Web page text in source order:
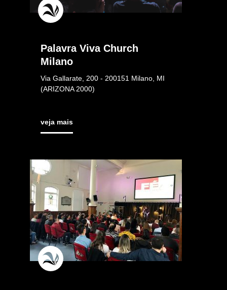
Palavra Viva Church
Milano
Via Gallarate, 200 - 200151 Milano, MI
(ARIZONA 2000)
veja mais